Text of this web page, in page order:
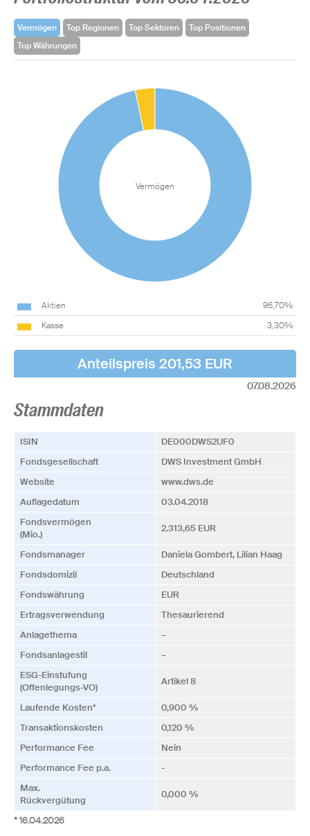
Vermögen Top Regionen Top Sektoren
Top Positionen
Top Währungen
Vermögen
Aktien
96,70%
Kasse
3,30%
Anteilspreis 201,53 EUR
07.08.2026
Stammdaten
ISIN
DE000DWS2UF0
Fonds­­gesellschaft
DWS Investment GmbH
Website
www.dws.de
Auflagedatum
03.04.2018
Fonds­vermögen
(Mio.)
2.313,65 EUR
Fonds­manager
Daniela Gombert, Lilian Haag
Fonds­domizil
Deutschland
Fonds­währung
EUR
Ertrags­verwendung
Thesaurierend
Anlagethema
–
Fonds­anlagestil
–
ESG-Einstufung
(Offenlegungs-VO)
Artikel 8
Laufende Kosten*
0,900 %
Transaktionskosten
0,120 %
Performance Fee
Nein
Performance Fee p.a.
-
Max.
Rückvergütung
0,000 %
* 16.04.2026